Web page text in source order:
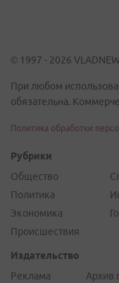
© 1997 - 2026
При любом
обязательна.
Политика обработки
Рубрики
Общество
Политика
Экономика
Происшествия
Издательство
Реклама
Архив